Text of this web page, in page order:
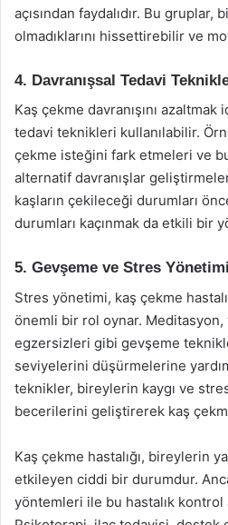
açısından faydalıdır. Bu gruplar,
olmadıklarını hissettirebilir ve
4. Davranışsal Tedavi
Kaş çekme davranışını azaltmak
tedavi teknikleri kullanılabilir.
çekme isteğini fark etmeleri ve
alternatif davranışlar
kaşların çekileceği durumları
durumları kaçınmak da etkili bir
5. Gevşeme ve Stres
Stres yönetimi, kaş çekme
önemli bir rol oynar.
egzersizleri gibi gevşeme
seviyelerini düşürmelerine
teknikler, bireylerin kaygı ve
becerilerini geliştirerek kaş
Kaş çekme hastalığı, bireylerin
etkileyen ciddi bir durumdur.
yöntemleri ile bu hastalık kontrol